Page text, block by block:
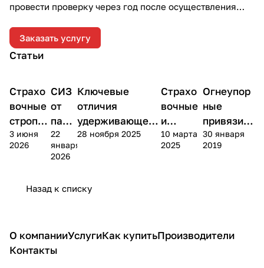
провести проверку через год после осуществления
Заказать услугу
Статьи
Теория
Страхо
вочные
стропы
или
СЗВТ:
3 июня
2026
Теория
СИЗ
от
паде
ния с
высо
22
января
2026
Теория
Ключевые
отличия
удерживающей
и страховочной
систем при
28 ноября 2025
Теория
Страхо
вочные
и
удержи
вающие
10 марта
2025
Теория
Огнеупор
ные
привязи и
стропы
или
30 января
2019
Назад к списку
О компанииУслугиКак купитьПроизводители
Контакты